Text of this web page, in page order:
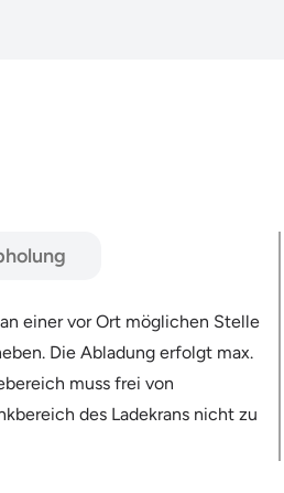
einer vor Ort möglichen Stelle
Die Abladung erfolgt max.
muss frei von
des Ladekrans nicht zu